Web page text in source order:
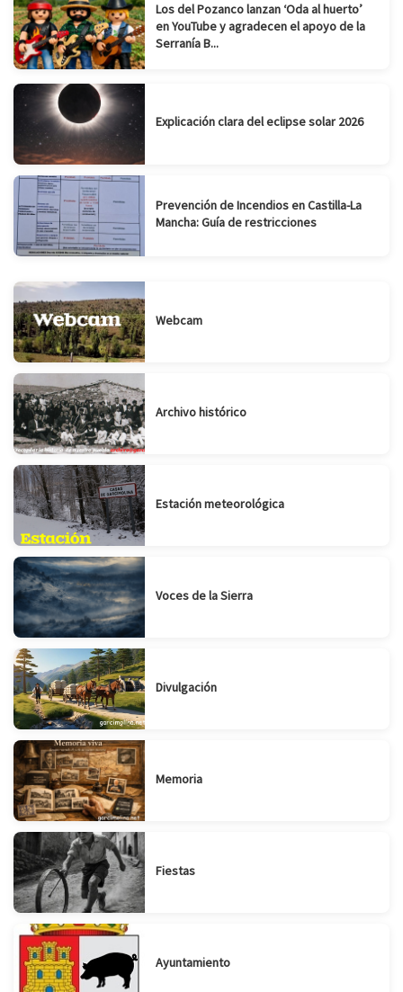
Los del Pozanco lanzan ‘Oda al huerto’
en YouTube y agradecen el apoyo de la
Serranía B...
Explicación clara del eclipse solar 2026
Prevención de Incendios en Castilla-La
Mancha: Guía de restricciones
Webcam
Archivo histórico
Estación meteorológica
Voces de la Sierra
Divulgación
Memoria
Fiestas
Ayuntamiento